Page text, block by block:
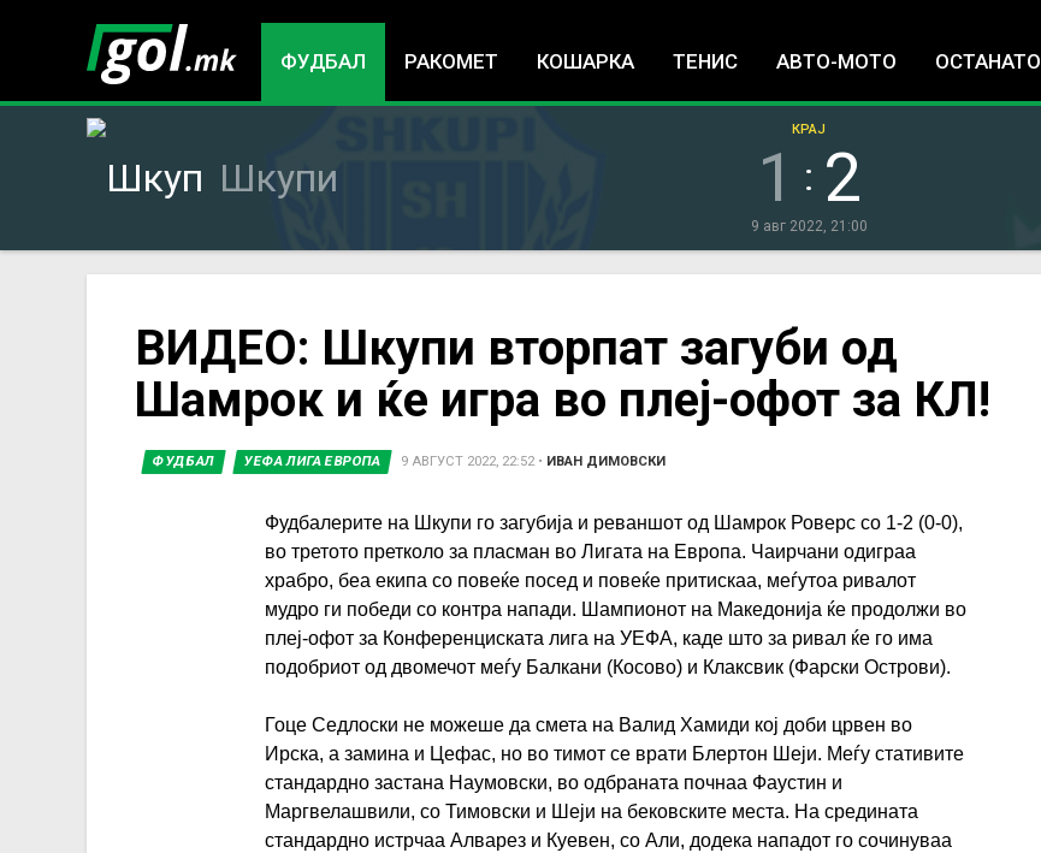
ФУДБАЛ РАКОМЕТ КОШАРКА ТЕНИС АВТО-МОТО ОСТАНАТО
Шкупи 1 : 2
КРАЈ
9 авг 2022, 21:00
here
ВИДЕО: Шкупи вторпат загуби од
Шамрок и ќе игра во плеј-офот за КЛ!
ФУДБАЛ УЕФА ЛИГА ЕВРОПА 9 АВГУСТ 2022, 22:52• ИВАН ДИМОВСКИ
Фудбалерите на Шкупи го загубија и реваншот од Шамрок Роверс со 1-2 (0-0),
во третото претколо за пласман во Лигата на Европа. Чаирчани одиграа
храбро, беа екипа со повеќе посед и повеќе притискаа, меѓутоа ривалот
мудро ги победи со контра напади. Шампионот на Македонија ќе продолжи во
плеј-офот за Конференциската лига на УЕФА, каде што за ривал ќе го има
подобриот од двомечот меѓу Балкани (Косово) и Клаксвик (Фарски Острови).
Гоце Седлоски не можеше да смета на Валид Хамиди кој доби црвен во
Ирска, а замина и Цефас, но во тимот се врати Блертон Шеји. Меѓу стативите
стандардно застана Наумовски, во одбраната почнаа Фаустин и
Маргвелашвили, со Тимовски и Шеји на бековските места. На средината
стандардно истрчаа Алварез и Куевен, со Али, додека нападот го сочинуваа